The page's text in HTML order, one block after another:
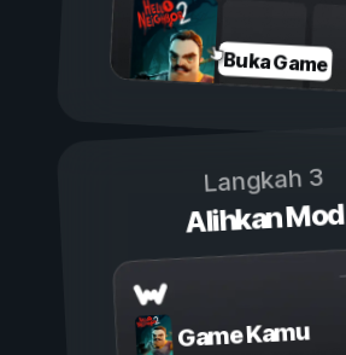
Buka Game
Langkah 3
Alihkan Mod
Game Kamu